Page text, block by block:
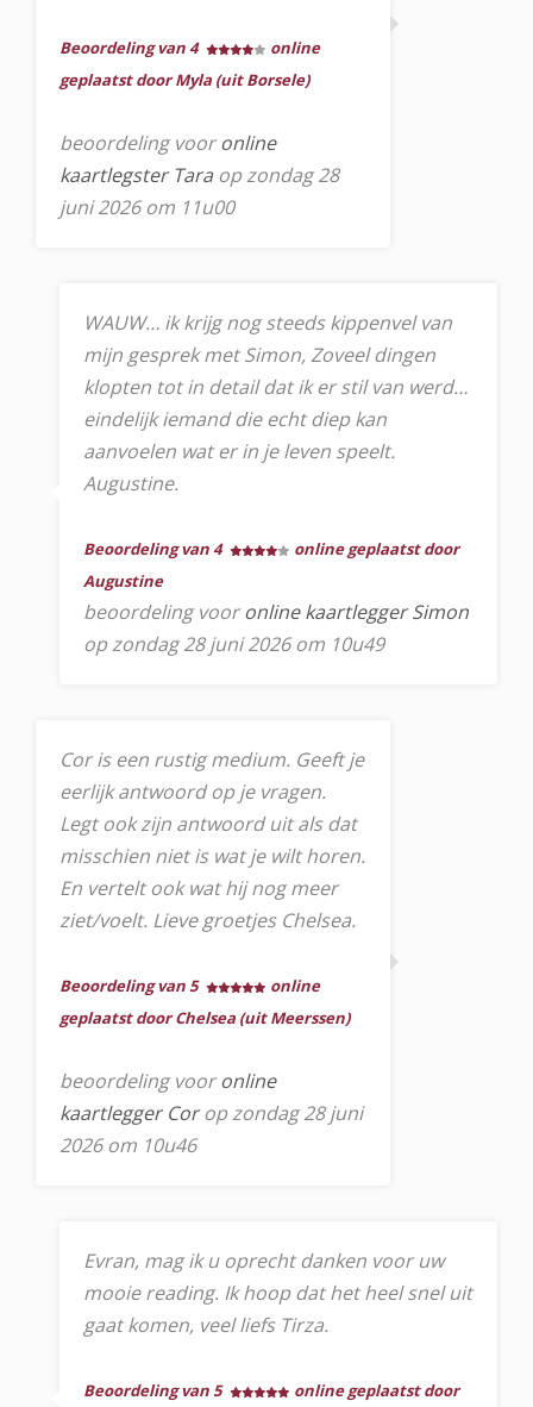
Beoordeling van 4
online
geplaatst door Myla (uit Borsele)
beoordeling vooronline
kaartlegster Tara op zondag 28
juni 2026 om 11u00
WAUW… ik krijg nog steeds kippenvel van
mijn gesprek met Simon, Zoveel dingen
klopten tot in detail dat ik er stil van werd…
eindelijk iemand die echt diep kan
aanvoelen wat er in je leven speelt.
Augustine.
Beoordeling van 4
online geplaatst door
Augustine
beoordeling vooronline kaartlegger Simon
op zondag 28 juni 2026 om 10u49
Cor is een rustig medium. Geeft je
eerlijk antwoord op je vragen.
Legt ook zijn antwoord uit als dat
misschien niet is wat je wilt horen.
En vertelt ook wat hij nog meer
ziet/voelt. Lieve groetjes Chelsea.
Beoordeling van 5
online
geplaatst door Chelsea (uit Meerssen)
beoordeling vooronline
kaartlegger Corop zondag 28 juni
2026 om 10u46
Evran, mag ik u oprecht danken voor uw
mooie reading. Ik hoop dat het heel snel uit
gaat komen, veel liefs Tirza.
Beoordeling van 5
online geplaatst door